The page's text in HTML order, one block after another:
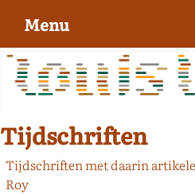
Tijdschriften
Tijdschriften met daarin
Roy
Menu